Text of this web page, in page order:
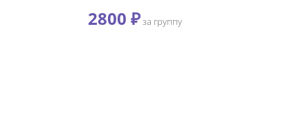
2800 ₽за группу